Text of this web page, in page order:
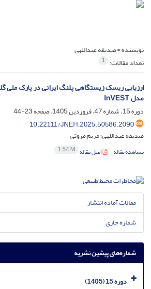
نویسنده =صدیقه عبداللهی
تعداد مقالات: 1
ارزیابی ریسک زیستگاهی پلنگ ایرانی در پارک ملی
مدل InVEST
دوره 15، شماره 47، فروردین 1405، صفحه
23-44
10.22111/JNEH.2025.50586.2090
صدیقه عبداللهی؛ مریم مروتی
مشاهده مقاله اصل مقاله 1.54 M
مقالات آماده انتشار
شماره جاری
شماره‌های پیشین نشریه
دوره 15 (1405)